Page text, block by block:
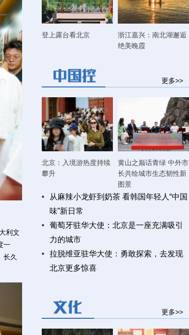
利文
一
长久
登上露台看北京
浙江嘉兴：南北湖邂逅
绝美晚霞
更多>>
北京：入境游热度持续
攀升
黄山之巅话青绿 中外市
长共绘城市生态韧性新
图景
从麻辣小龙虾到奶茶 看韩国年轻人“中国
味”新日常
葡萄牙驻华大使：北京是一座充满吸引
力的城市
拉脱维亚驻华大使：勇敢探索，去发现
北京更多惊喜
更多>>